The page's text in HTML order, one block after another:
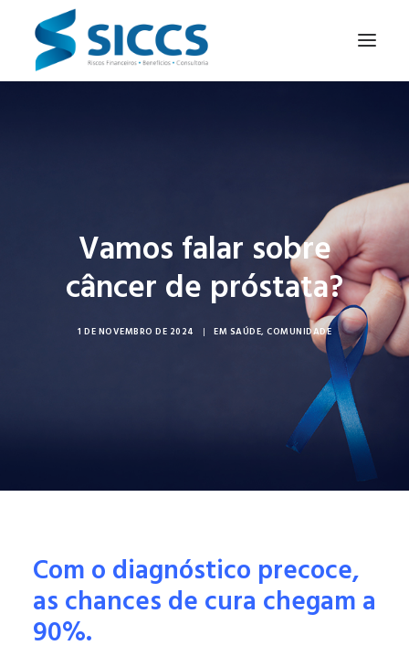
PARA SEU NEGÓCIO
PARA VOCÊ
Vamos falar sobre
câncer de próstata?
1 DE NOVEMBRO DE 2024 | EM SAÚDE, COMUNIDADE
Com o diagnóstico precoce,
as chances de cura chegam a
90%.